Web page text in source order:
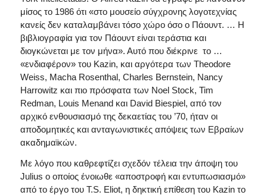
μίσος το 1986 ότι «στο μουσείο σύγχρονης λογοτεχνίας
κανείς δεν καταλαμβάνει τόσο χώρο όσο ο Πάουντ. … Η
βιβλιογραφία για τον Πάουντ είναι τεράστια και
διογκώνεται με τον μήνα». Αυτό που διέκρινε το …
«ενδιαφέρον» του Kazin, και αργότερα των Theodore
Weiss, Macha Rosenthal, Charles Bernstein, Nancy
Harrowitz και πιο πρόσφατα των Noel Stock, Tim
Redman, Louis Menand και David Biespiel, από τον
αρχικό ενθουσιασμό της δεκαετίας του ’70, ήταν οι
αποδομητικές και ανταγωνιστικές απόψεις των Εβραίων
ακαδημαϊκών.
Με λόγο που καθρεφτίζει σχεδόν τέλεια την άποψη του
Julius ο οποίος ένοιωθε «αποστροφή και εντυπωσιασμό»
από το έργο του T.S. Eliot, η δηκτική επίθεση του Kazin το